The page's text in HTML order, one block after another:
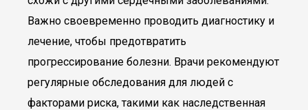
Важно своевременно проводить диагностику и
лечение, чтобы предотвратить
прогрессирование болезни. Врачи рекомендуют
регулярные обследования для людей с
факторами риска, такими как наследственная